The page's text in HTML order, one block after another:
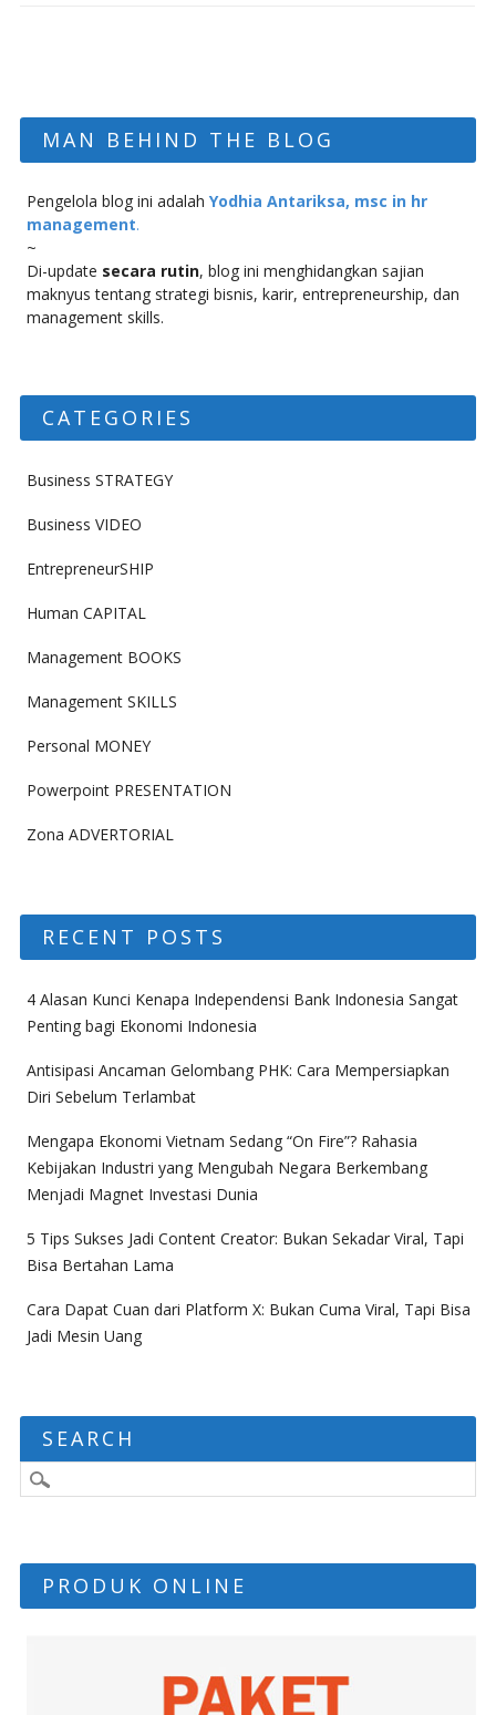
MAN BEHIND THE BLOG
Pengelola blog ini adalah Yodhia Antariksa, msc in hr
management.
~
Di-update secara rutin, blog ini menghidangkan sajian
maknyus tentang strategi bisnis, karir, entrepreneurship, dan
management skills.
CATEGORIES
Business STRATEGY
Business VIDEO
EntrepreneurSHIP
Human CAPITAL
Management BOOKS
Management SKILLS
Personal MONEY
Powerpoint PRESENTATION
Zona ADVERTORIAL
RECENT POSTS
4 Alasan Kunci Kenapa Independensi Bank Indonesia Sangat
Penting bagi Ekonomi Indonesia
Antisipasi Ancaman Gelombang PHK: Cara Mempersiapkan
Diri Sebelum Terlambat
Mengapa Ekonomi Vietnam Sedang “On Fire”? Rahasia
Kebijakan Industri yang Mengubah Negara Berkembang
Menjadi Magnet Investasi Dunia
5 Tips Sukses Jadi Content Creator: Bukan Sekadar Viral, Tapi
Bisa Bertahan Lama
Cara Dapat Cuan dari Platform X: Bukan Cuma Viral, Tapi Bisa
Jadi Mesin Uang
SEARCH
PRODUK ONLINE